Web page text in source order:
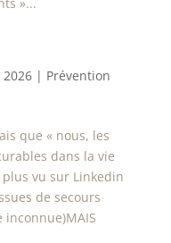
2026| Prévention
que « nous, les
dans la vie
plus vu sur Linkedin
de secours